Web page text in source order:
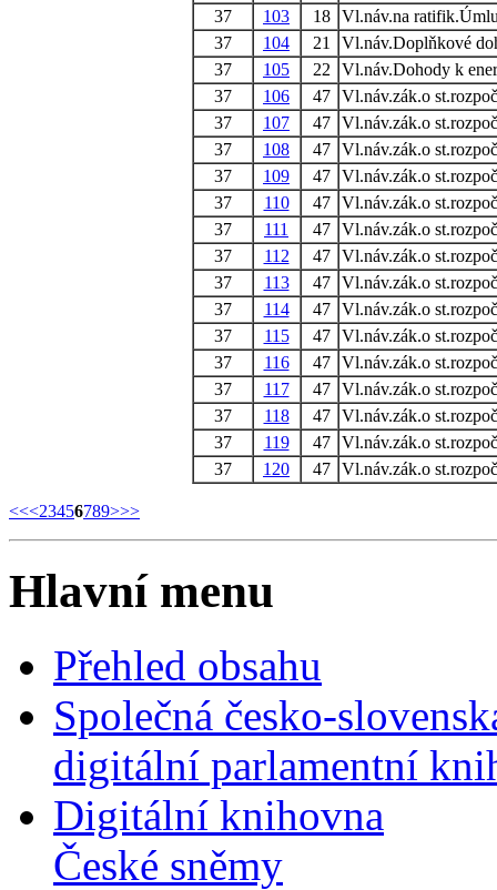
37
103 18 Vl.náv.na
37
104 21
Vl.náv.Doplňkové
37
105 22
Vl.náv.Dohody k
37
106 47 Vl.náv.zák.o
37
107 47 Vl.náv.zák.o
37
108 47 Vl.náv.zák.o
37
109 47 Vl.náv.zák.o
37
110 47 Vl.náv.zák.o
37
111 47 Vl.náv.zák.o
37
112 47 Vl.náv.zák.o
37
113 47 Vl.náv.zák.o
37
114 47 Vl.náv.zák.o
37
115 47 Vl.náv.zák.o
37
116 47 Vl.náv.zák.o
37
117 47 Vl.náv.zák.o
37
118 47 Vl.náv.zák.o
37
119 47 Vl.náv.zák.o
37
120 47 Vl.náv.zák.o
<<<23456789>>>
Hlavní menu
Přehled obsahu
Společná česko-
digitální parlamentní
Digitální knihovna
České sněmy